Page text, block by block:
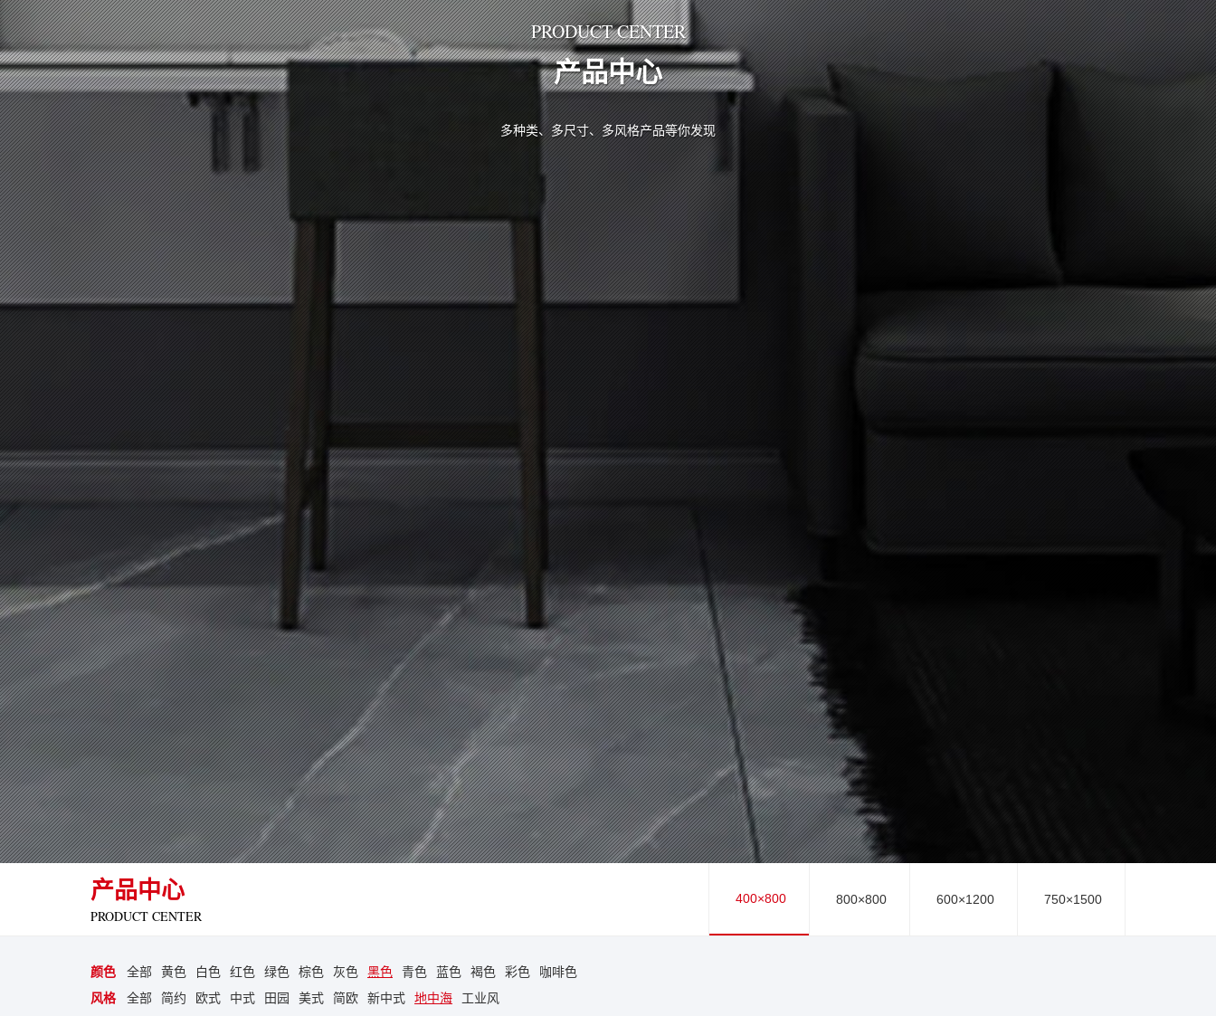
PRODUCT CENTER
产品中心
多种类、多尺寸、多风格产品等你发现
产品中心
PRODUCT CENTER
400×800 800×800 600×1200 750×1500
颜色 全部 黄色 白色 红色 绿色 棕色 灰色 黑色 青色 蓝色 褐色 彩色
咖啡色
风格
全部 简约 欧式 中式 田园 美式 简欧 新中式 地中海
工业风